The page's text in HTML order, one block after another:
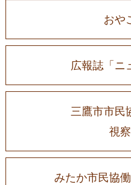
おや
広報誌「ニ
三鷹市市民
視
みたか市民協